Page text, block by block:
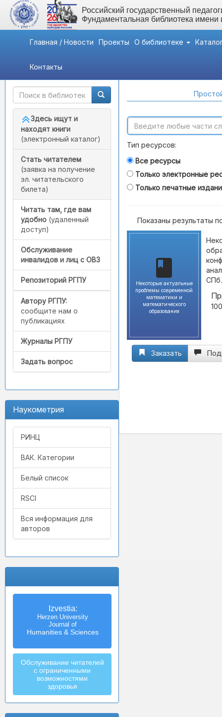
Российский государственный
Фундаментальная библиотека
Главная / Новости Проекты О библиотеке
Контакты
Быстрый доступ
Здесь ищут и
находят книги
(электронный каталог)
Стать читателем
(заявка на получение
эл. читательского
билета)
Читать там, где вам
удобно (удаленный
доступ)
Обслуживание
инвалидов и лиц с ОВЗ
Репозиторий РГПУ
Автору РГПУ:
сообщите нам о
публикациях
Журналы РГПУ
Задать вопрос
Наукометрия
РИНЦ
ВАК. Категории
Белый список
RSCI
Вся информация для
авторов
Izvestia:
Herzen University
Journal of
Humanities & Sciences
Обслуживание читателей
с ограниченными
возможностями
здоровья
Тип ресурсов:
Все ресурсы
Только электронные
Только печатные
Показаны результаты
Некоторые актуальные
проблемы современной
математики и
математического
образования
Заказать